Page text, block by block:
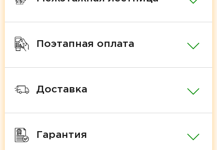
Поэтапная оплата
Доставка
Гарантия